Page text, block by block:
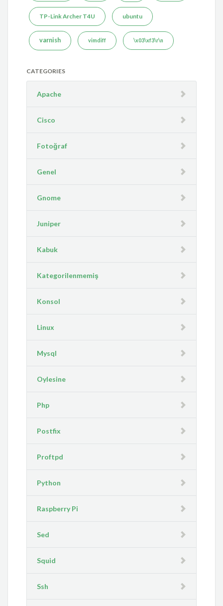
TP-Link Archer T4U ubuntu
varnish vimdiff \x03\xf3\r\n
CATEGORIES
Apache
Cisco
Fotoğraf
Genel
Gnome
Juniper
Kabuk
Kategorilenmemiş
Konsol
Linux
Mysql
Oylesine
Php
Postfix
Proftpd
Python
Raspberry Pi
Sed
Squid
Ssh